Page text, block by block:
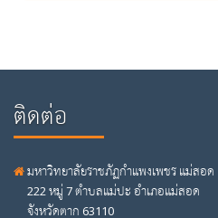
ติดต่อ
มหาวิทยาลัยราชภัฏกำแพงเพชร แม่สอด
222 หมู่ 7 ตำบลแม่ปะ อำเภอแม่สอด
จังหวัดตาก 63110